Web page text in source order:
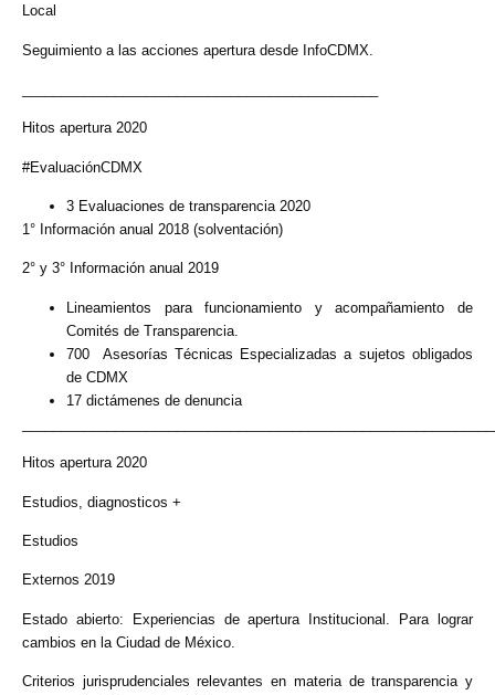
Local
Seguimiento a las acciones apertura desde InfoCDMX.
Hitos apertura 2020
#EvaluaciónCDMX
3 Evaluaciones de transparencia 2020
1° Información anual 2018 (solventación)
2° y 3° Información anual 2019
Lineamientos para funcionamiento y acompañamiento de
Comités de Transparencia.
700 Asesorías Técnicas Especializadas a sujetos obligados
de CDMX
17 dictámenes de denuncia
Hitos apertura 2020
Estudios, diagnosticos +
Estudios
Externos 2019
Estado abierto: Experiencias de apertura Institucional. Para lograr
cambios en la Ciudad de México.
Criterios jurisprudenciales relevantes en materia de transparencia y